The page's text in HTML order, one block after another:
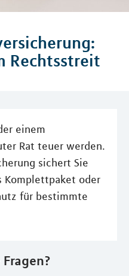
Rechtsstreit
einem
Rat teuer werden.
sichert Sie
Komplettpaket oder
für bestimmte